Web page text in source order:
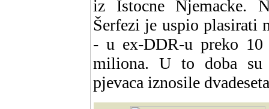
iz Istocne Njemacke.
Šerfezi je uspio plasirati
- u ex-DDR-u preko
miliona. U to doba su
pjevaca iznosile